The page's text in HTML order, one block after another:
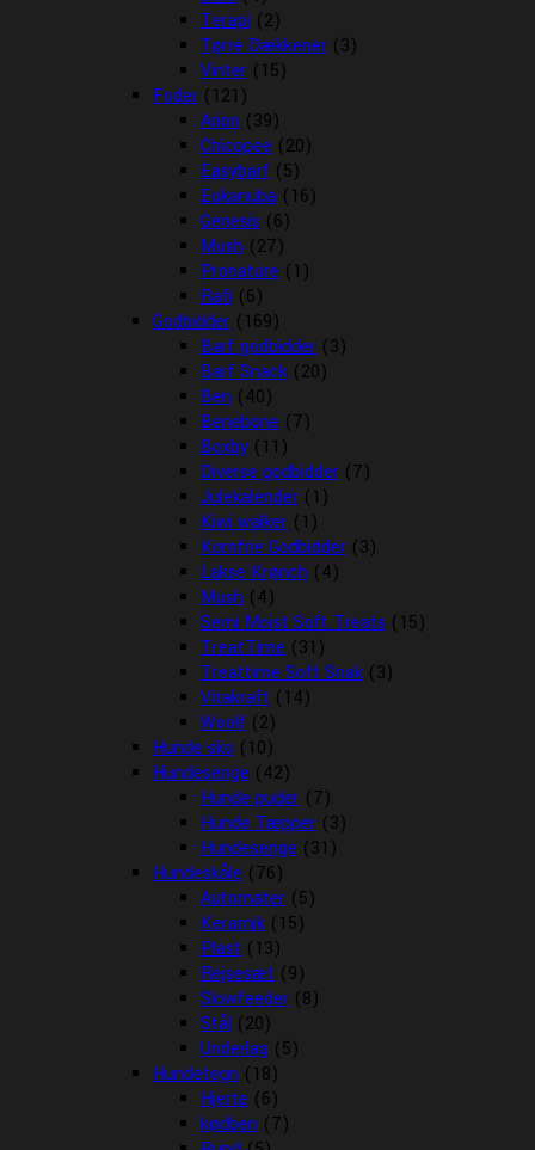
Terapi (2)
Tørre Dækkener (3)
Vinter (15)
Foder (121)
Arion (39)
Chicopee (20)
Easybarf (5)
Eukanuba (16)
Genesis (6)
Mush (27)
Pronature (1)
Rafi (6)
Godbidder (169)
Barf godbidder (3)
Barf Snack (20)
Ben (40)
Benebone (7)
Boxby (11)
Diverse godbidder (7)
Julekalender (1)
Kiwi walker (1)
Kornfrie Godbidder (3)
Lakse Krønch (4)
Mush (4)
Semi Moist Soft Treats (15)
TreatTime (31)
Treattime Soft Snak (3)
Vitakraft (14)
Woolf (2)
Hunde sko (10)
Hundesenge (42)
Hunde puder (7)
Hunde Tæpper (3)
Hundesenge (31)
Hundeskåle (76)
Automater (5)
Keramik (15)
Plast (13)
Rejsesæt (9)
Slowfeeder (8)
Stål (20)
Underlag (5)
Hundetegn (18)
Hjerte (6)
kødben (7)